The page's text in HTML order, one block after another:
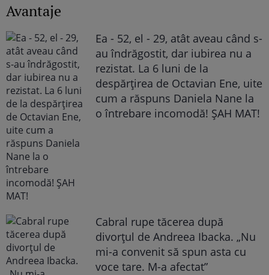
Avantaje
Ea - 52, el - 29, atât aveau când s-
au îndrăgostit, dar iubirea nu a
rezistat. La 6 luni de la
despărțirea de Octavian Ene, uite
cum a răspuns Daniela Nane la
o întrebare incomodă! ȘAH MAT!
Cabral rupe tăcerea după
divorțul de Andreea Ibacka. „Nu
mi-a convenit să spun asta cu
voce tare. M-a afectat”